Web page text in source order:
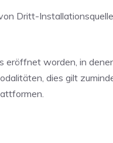
Dritt-
worden, in
dies gilt